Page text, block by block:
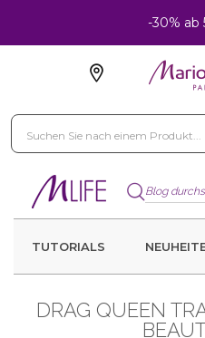
-30% ab
TUTORIALS
DRAG QUEEN